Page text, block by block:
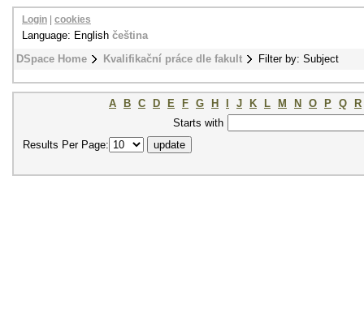
DSpace Home Kvalifikační práce dle fakult Filter by: Subject
Login cookies
Language: English čeština
A B C D E F G H J K L M N O P Q
R
Starts with
Results Per Page: